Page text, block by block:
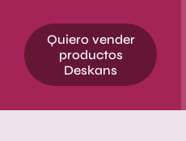
Quiero vender
productos
Deskans